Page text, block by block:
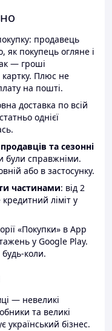
продавець
як покупець огляне і
— гроші
Плюс не
на пошті.
доставка по всій
однієї
продавців та сезонні
справжніми.
або в застосунку.
частинами: від 2
ліміт у
«Покупки» в App
у Google Play.
коли.
— невеликі
та великі
український бізнес.